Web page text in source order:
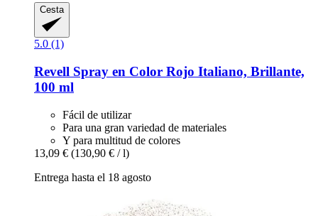
Cesta
5.0 (1)
Revell Spray en Color Rojo Italiano, Brillante,
100 ml
Fácil de utilizar
Para una gran variedad de materiales
Y para multitud de colores
13,09 € (130,90 € / l)
Entrega hasta el 18 agosto